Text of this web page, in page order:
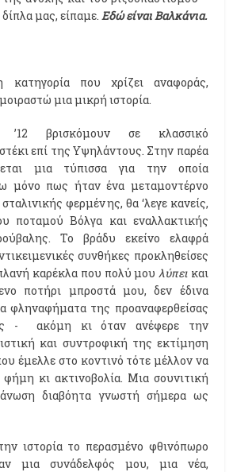
δίπλα μας, είπαμε.Εδώ είναι Βαλκάνια.
κατηγορία που χρίζει αναφοράς,
μια μικρή ιστορία.
’12 βρισκόμουν σε κλασσικό
επί της Υψηλάντους. Στην παρέα
μια τύπισσα για την οποία
μόνο πως ήταν ένα μεταμοντέρνο
φερμένης, θα ‘λεγε κανείς,
ποταμού Βόλγα και εναλλακτικής
Το βράδυ εκείνο ελαφρά
συνθήκες προκληθείσες
καρέκλα που πολύ μουλύπει και
ποτήρι μπροστά μου, δεν έδινα
φληναφήματα της προαναφερθείσας
- ακόμη κι όταν ανέφερε την
και συντροφική της εκτίμηση
έμελλε στο κοντινό τότε μέλλον να
φήμη κι ακτινοβολία. Μια σουνιτική
διαβόητα γνωστή σήμερα ως
ιστορία το περασμένο φθινόπωρο
μια συνάδελφός μου, μια νέα,